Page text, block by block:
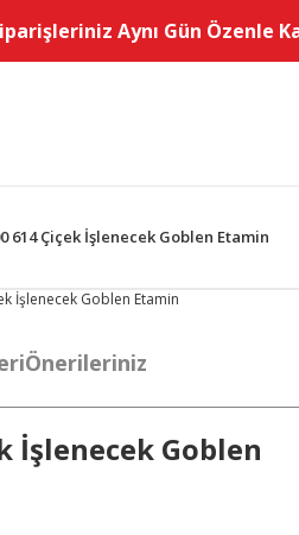
Aynı Gün Özenle
614 Çiçek İşlenecek Goblen Etamin
Önerileriniz
İşlenecek Goblen